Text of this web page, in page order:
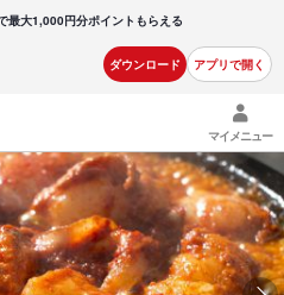
最大1,000円分ポイントもらえる
ダウンロード アプリで開く
マイメニュー